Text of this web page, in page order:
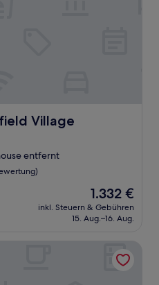
Village
entfernt
Der
Preis
beträgt
1.332 €
inkl. Steuern & Gebühren
15. Aug.–16. Aug.